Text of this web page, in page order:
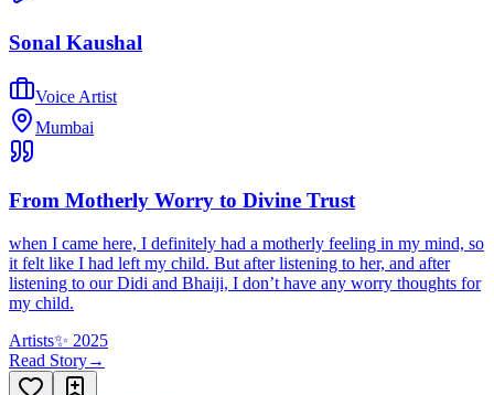
Sonal Kaushal
Voice Artist
Mumbai
From Motherly Worry to Divine Trust
when I came here, I definitely had a motherly feeling in my mind, so
it felt like I had left my child. But after listening to her, and after
listening to our Didi and Bhaiji, I don’t have any worry thoughts for
my child.
Artists✨ 2025
Read Story→